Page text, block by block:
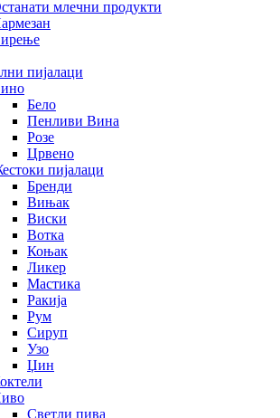
млечни продукти
пијалаци
Бело
Пенливи Вина
Розе
Црвено
пијалаци
Бренди
Вињак
Виски
Вотка
Коњак
Ликер
Мастика
Ракија
Рум
Сируп
Узо
Џин
Светли пива